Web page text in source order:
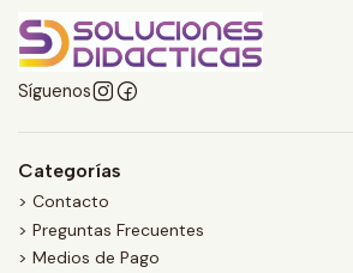
Síguenos
Categorías
> Contacto
> Preguntas Frecuentes
> Medios de Pago